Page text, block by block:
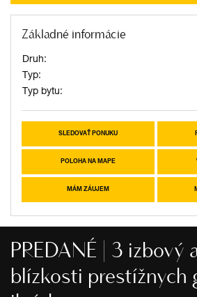
Základné informácie
Druh:
Typ:
Typ bytu:
SLEDOVAŤ PONUKU
POLOHA NA MAPE
MÁM ZÁUJEM
PREDANÉ | 3 izbový
blízkosti prestížnych